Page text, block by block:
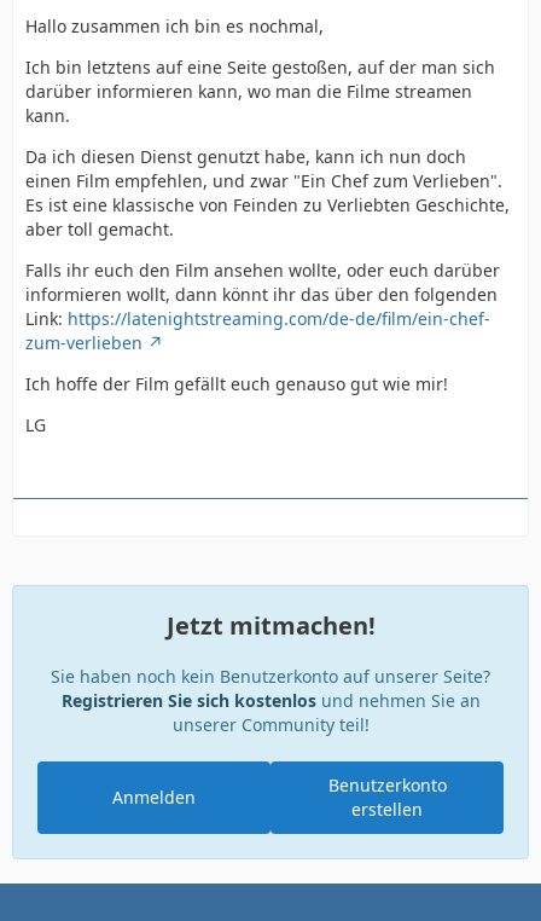
Hallo zusammen ich bin es nochmal,
Ich bin letztens auf eine Seite gestoßen, auf der man sich
darüber informieren kann, wo man die Filme streamen
kann.
Da ich diesen Dienst genutzt habe, kann ich nun doch
einen Film empfehlen, und zwar "Ein Chef zum Verlieben".
Es ist eine klassische von Feinden zu Verliebten Geschichte,
aber toll gemacht.
Falls ihr euch den Film ansehen wollte, oder euch darüber
informieren wollt, dann könnt ihr das über den folgenden
Link: https://latenightstreaming.com/de-de/film/ein-chef-
zum-verlieben
Ich hoffe der Film gefällt euch genauso gut wie mir!
LG
Jetzt mitmachen!
Sie haben noch kein Benutzerkonto auf unserer Seite?
Registrieren Sie sich kostenlosund nehmen Sie an
unserer Community teil!
Benutzerkonto
erstellen
Anmelden